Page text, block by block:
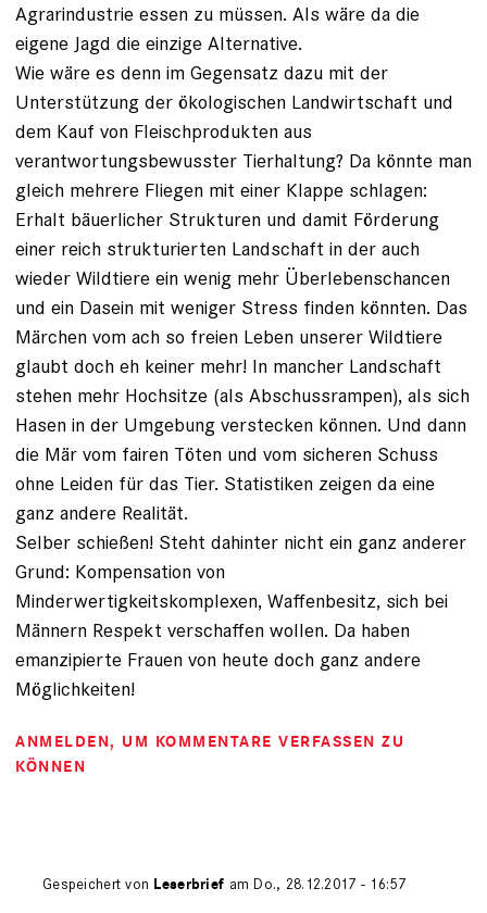
Agrarindustrie essen zu müssen. Als wäre da die
eigene Jagd die einzige Alternative.
Wie wäre es denn im Gegensatz dazu mit der
Unterstützung der ökologischen Landwirtschaft und
dem Kauf von Fleischprodukten aus
verantwortungsbewusster Tierhaltung? Da könnte man
gleich mehrere Fliegen mit einer Klappe schlagen:
Erhalt bäuerlicher Strukturen und damit Förderung
einer reich strukturierten Landschaft in der auch
wieder Wildtiere ein wenig mehr Überlebenschancen
und ein Dasein mit weniger Stress finden könnten. Das
Märchen vom ach so freien Leben unserer Wildtiere
glaubt doch eh keiner mehr! In mancher Landschaft
stehen mehr Hochsitze (als Abschussrampen), als sich
Hasen in der Umgebung verstecken können. Und dann
die Mär vom fairen Töten und vom sicheren Schuss
ohne Leiden für das Tier. Statistiken zeigen da eine
ganz andere Realität.
Selber schießen! Steht dahinter nicht ein ganz anderer
Grund: Kompensation von
Minderwertigkeitskomplexen, Waffenbesitz, sich bei
Männern Respekt verschaffen wollen. Da haben
emanzipierte Frauen von heute doch ganz andere
Möglichkeiten!
ANMELDEN, UM KOMMENTARE VERFASSEN ZU
KÖNNEN
Gespeichert von Leserbrief am Do., 28.12.2017 - 16:57